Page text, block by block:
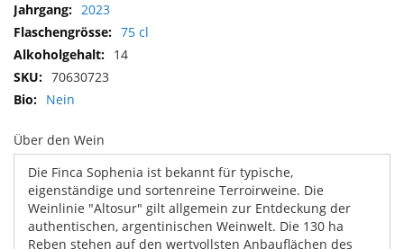
2023
75 cl
14
70630723
Nein
Über den Wein
Die Finca Sophenia ist bekannt für typische,
eigenständige und sortenreine Terroirweine. Die
Weinlinie "Altosur" gilt allgemein zur Entdeckung der
authentischen, argentinischen Weinwelt. Die 130 ha
Reben stehen auf den wertvollsten Anbauflächen des